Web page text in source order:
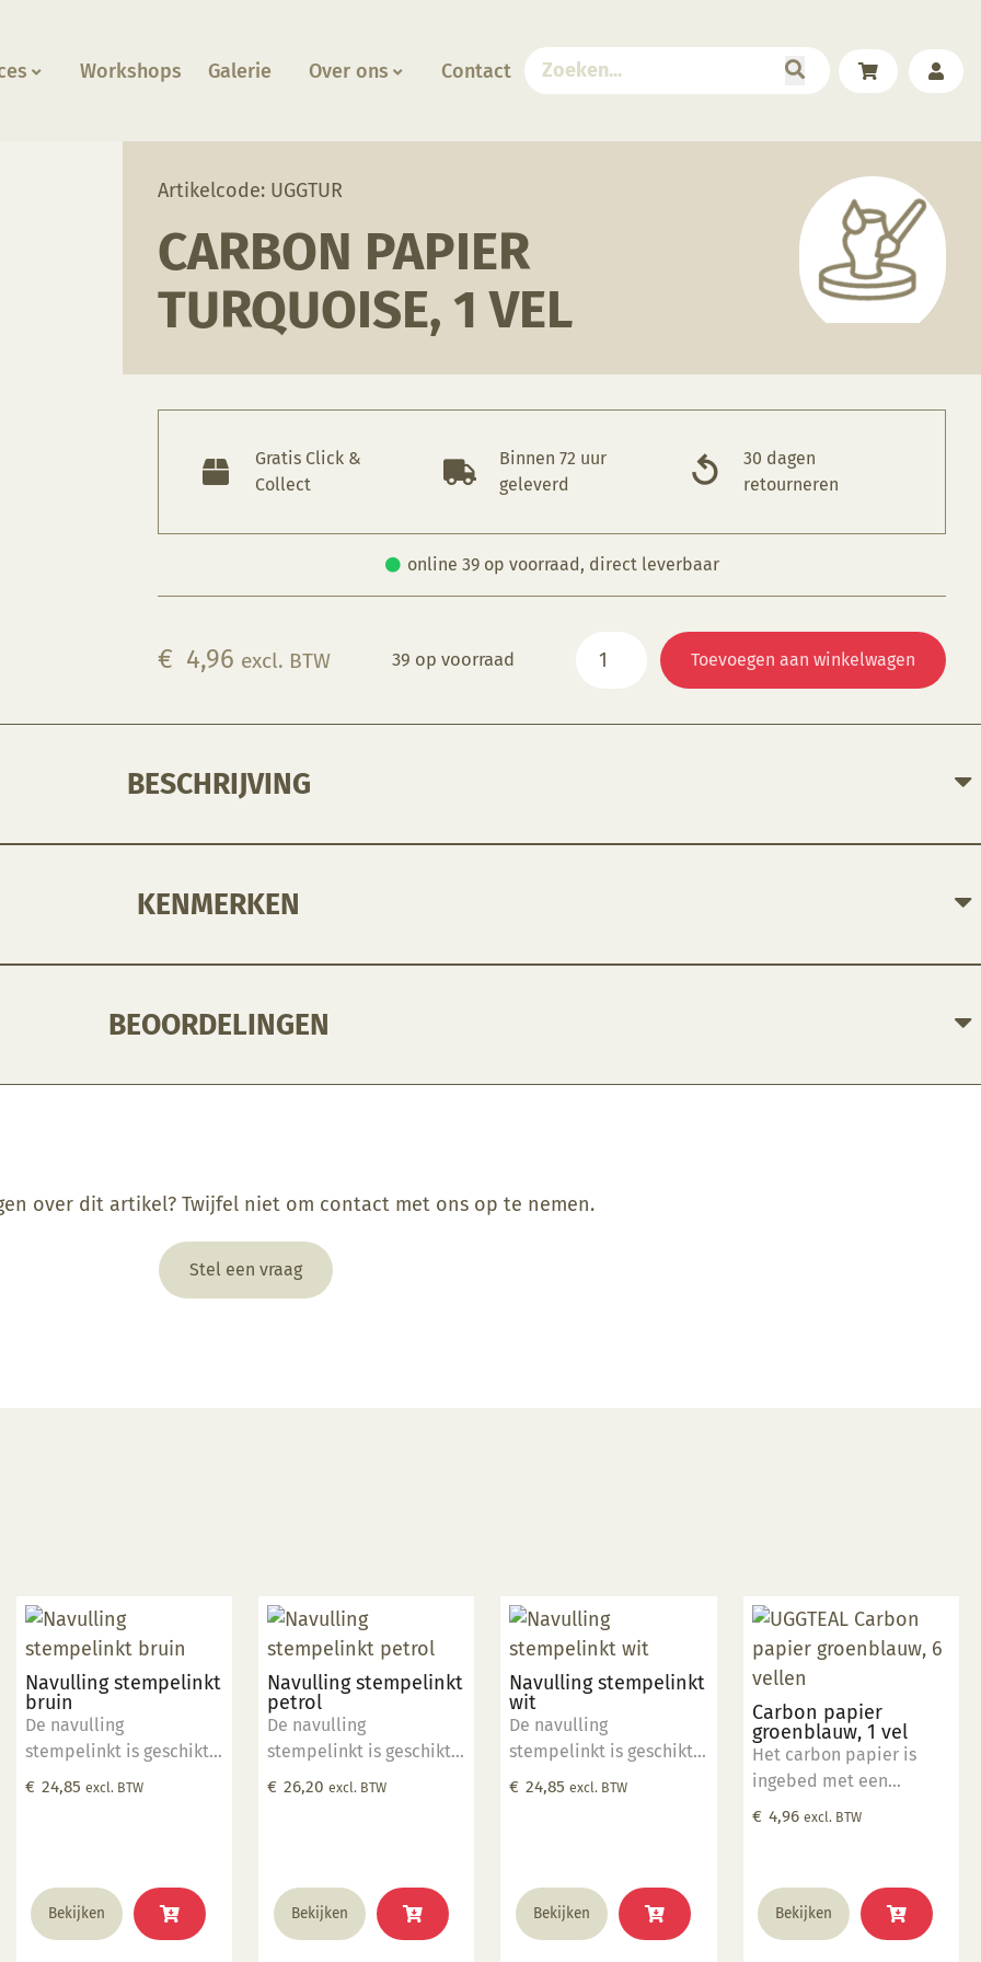
Workshops Galerie Over ons Contact
Artikelcode: UGGTUR
CARBON PAPIER
TURQUOISE, 1 VEL
Gratis Click &
Collect
Binnen 72 uur
geleverd
30 dagen
retourneren
online 39 op voorraad, direct leverbaar
€ 4,96 excl. BTW 39 op voorraad
papier
1
Toevoegen aan winkelwagen
BESCHRIJVING
KENMERKEN
BEOORDELINGEN
over dit artikel? Twijfel niet om contact met ons op te nemen.
Stel een vraag
Navulling stempelinkt
bruin
De navulling
stempelinkt is geschikt
om het stempelkussen
€ 24,85 excl. BTW
Bekijken
Navulling stempelinkt
petrol
De navulling
stempelinkt is geschikt
om het stempelkussen
€ 26,20 excl. BTW
Bekijken
Navulling stempelinkt
wit
De navulling
stempelinkt is geschikt
om het stempelkussen
€ 24,85 excl. BTW
Bekijken
Carbon papier
groenblauw, 1 vel
Het carbon papier is
ingebed met een
keramisch onderglazuur
met behulp van een pen
of potlood. Zo kan elke
afbeelding of foto
€ 4,96 excl. BTW
Bekijken